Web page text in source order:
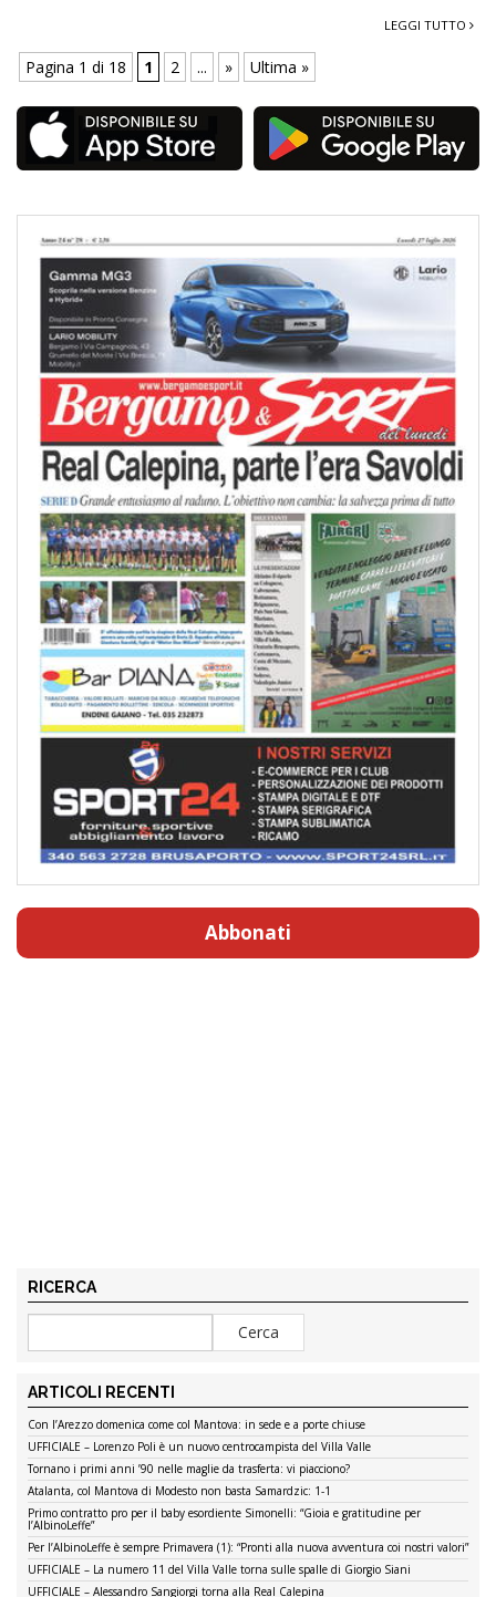
LEGGI TUTTO
Pagina 1 di 18 1 2 ... » Ultima »
Abbonati
RICERCA
ARTICOLI RECENTI
Con l’Arezzo domenica come col Mantova: in sede e a porte chiuse
UFFICIALE – Lorenzo Poli è un nuovo centrocampista del Villa Valle
Tornano i primi anni ’90 nelle maglie da trasferta: vi piacciono?
Atalanta, col Mantova di Modesto non basta Samardzic: 1-1
Primo contratto pro per il baby esordiente Simonelli: “Gioia e gratitudine per
l’AlbinoLeffe”
Per l’AlbinoLeffe è sempre Primavera (1): “Pronti alla nuova avventura coi nostri valori”
UFFICIALE – La numero 11 del Villa Valle torna sulle spalle di Giorgio Siani
UFFICIALE – Alessandro Sangiorgi torna alla Real Calepina